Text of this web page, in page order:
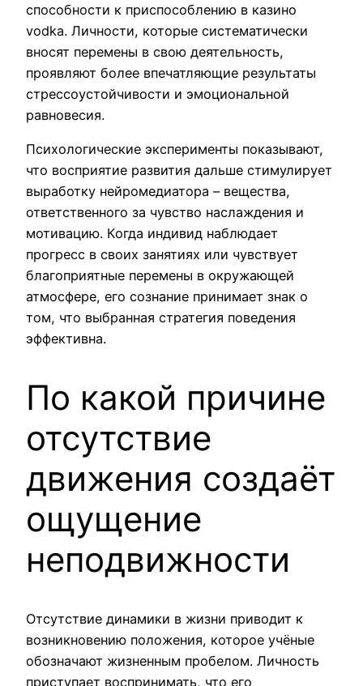
способности к приспособлению в казино
vodka. Личности, которые систематически
вносят перемены в свою деятельность,
проявляют более впечатляющие результаты
стрессоустойчивости и эмоциональной
равновесия.
Психологические эксперименты показывают,
что восприятие развития дальше стимулирует
выработку нейромедиатора – вещества,
ответственного за чувство наслаждения и
мотивацию. Когда индивид наблюдает
прогресс в своих занятиях или чувствует
благоприятные перемены в окружающей
атмосфере, его сознание принимает знак о
том, что выбранная стратегия поведения
эффективна.
По какой причине
отсутствие
движения создаёт
ощущение
неподвижности
Отсутствие динамики в жизни приводит к
возникновению положения, которое учёные
обозначают жизненным пробелом. Личность
приступает воспринимать, что его